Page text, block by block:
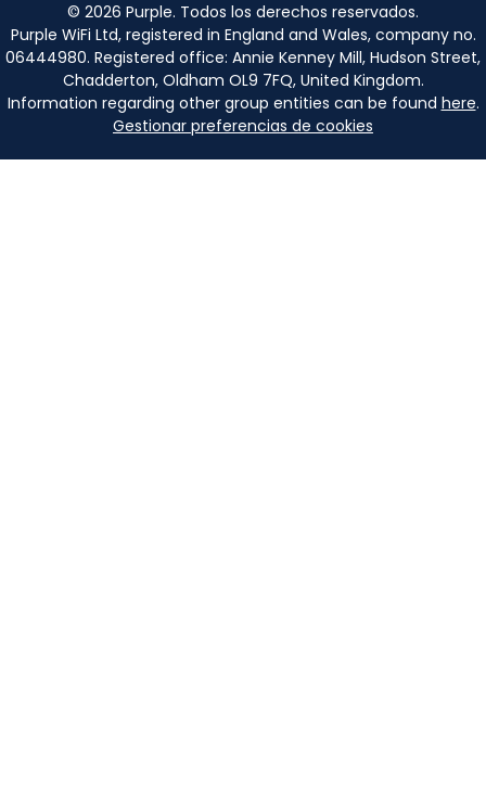
© 2026 Purple. Todos los derechos reservados.
Purple WiFi Ltd, registered in England and Wales, company no.
06444980. Registered office: Annie Kenney Mill, Hudson Street,
Chadderton, Oldham OL9 7FQ, United Kingdom.
Information regarding other group entities can be found here.
Gestionar preferencias de cookies